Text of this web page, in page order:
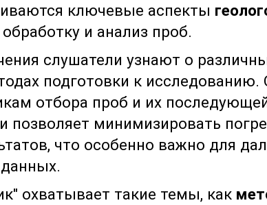
ключевые аспекты
и анализ проб.
слушатели узнают о
подготовки к
отбора проб и их
позволяет минимизировать
что особенно важно для
охватывает такие темы, как